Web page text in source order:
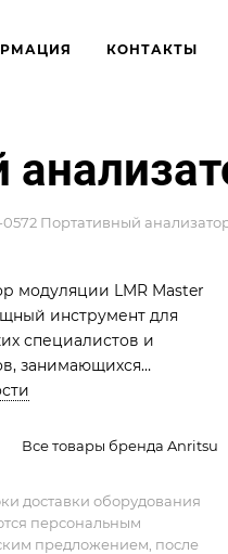
КОНТАКТЫ
0572 Портативный
модуляции LMR Master
инструмент для
специалистов и
занимающихся
радиочастотных
стандартов, включая
радиосистем,
безопасности,
критически важной
Все товары бренда Anritsu
доставки оборудования
персональным
предложением, после